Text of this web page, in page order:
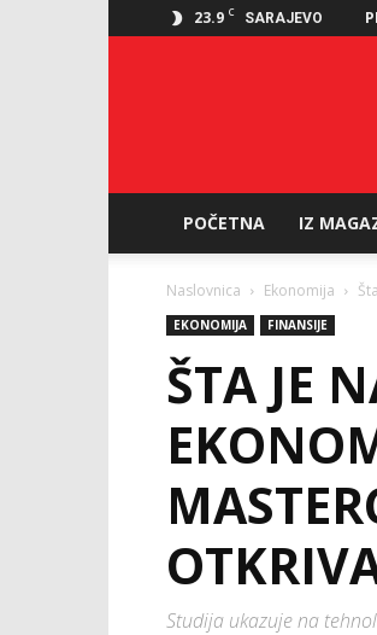
23.9 C SARAJEVO
POČETNA IZ
Naslovnica Ekonomija
EKONOMIJA FINANSIJE
ŠTA JE
Studija ukazuje na